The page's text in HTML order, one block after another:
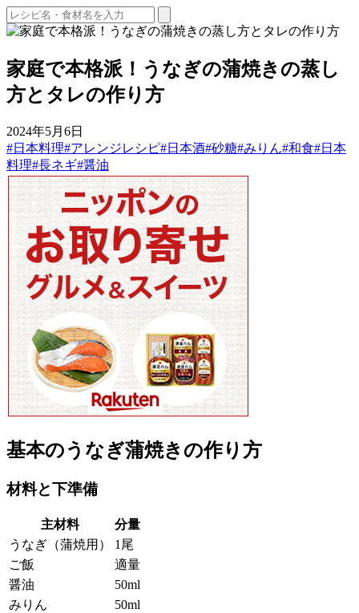
家庭で本格派！うなぎの蒲焼きの蒸し
方とタレの作り方
2024年5月6日
#日本料理#アレンジレシピ#日本酒#砂糖#みりん#和食#日本
料理#長ネギ#醤油
基本のうなぎ蒲焼きの作り方
材料と下準備
主材料
分量
うなぎ（蒲焼用）
1尾
ご飯
適量
醤油
50ml
みりん
50ml